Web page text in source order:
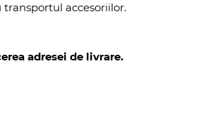
transportul accesoriilor.
adresei de livrare.